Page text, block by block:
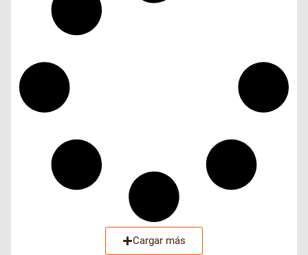
Cargar más